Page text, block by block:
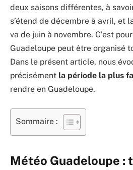
deux saisons différentes, à
s’étend de décembre à avril, et
va de juin à novembre. C’est
Guadeloupe peut être organisé
Dans le présent article, nous
précisément la période la plus
rendre en Guadeloupe.
Sommaire :
Météo Guadeloupe :